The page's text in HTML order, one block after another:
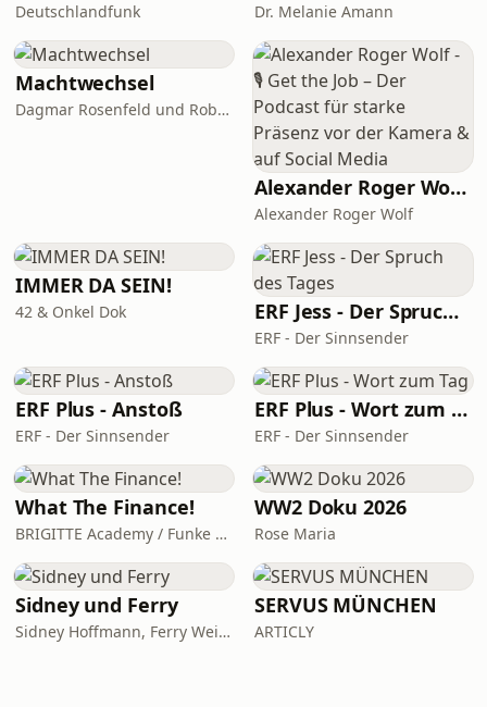
Deutschlandfunk Dr. Melanie Amann
Machtwechsel
Dagmar Rosenfeld und Robin Alexander
Alexander Roger Wolf - 🎙 Get the Job – Der Podcast für starke Präsenz vor der Kamera & auf Social Media
Alexander Roger Wolf
IMMER DA SEIN!
42 & Onkel Dok ERF Jess - Der Spruch des Tages
ERF - Der Sinnsender
ERF Plus - Anstoß
ERF - Der Sinnsender
ERF Plus - Wort zum Tag
ERF - Der Sinnsender
What The Finance!
BRIGITTE Academy / Funke Woman, People & Family GmbH
WW2 Doku 2026
Rose Maria
Sidney und Ferry
Sidney Hoffmann, Ferry Weiss
SERVUS MÜNCHEN
ARTICLY